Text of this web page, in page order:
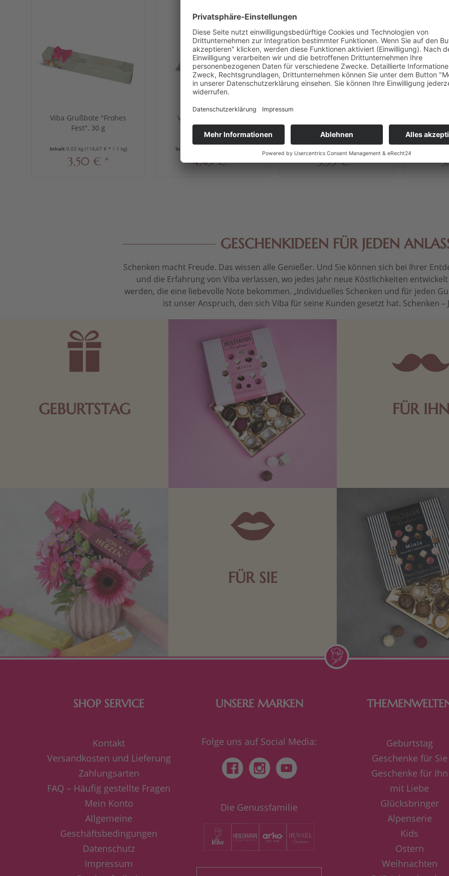
Viba Grußbote "Frohes
Fest", 30 g
Inhalt 0.03 kg (116,67 € * / 1 kg)
3,50 € *
Viba Kissenschachtel
"Frohes Fest", 50 g
Inhalt
4,49 € * 3,99 € *
Viba
GESCHENKIDEEN FÜR JEDEN
Schenken macht Freude. Das wissen alle Genießer. Und Sie können sich bei Ihrer
und die Erfahrung von Viba verlassen, wo jedes Jahr neue Köstlichkeiten
werden, die eine liebevolle Note bekommen. „Individuelles Schenken und für jeden
ist unser Anspruch, den sich Viba für seine Kunden gesetzt hat. Schenken –
GEBURTSTAG FÜR IHN
FÜR SIE
SHOP SERVICE
Kontakt
Versandkosten und Lieferung
Zahlungsarten
FAQ – Häufig gestellte Fragen
Mein Konto
Allgemeine
Geschäftsbedingungen
Datenschutz
Impressum
UNSERE MARKEN
Folge uns auf Social Media:
Die Genussfamilie
Geburtstag
Geschenke für Sie
Geschenke für Ihn
mit Liebe
Glücksbringer
Alpenserie
Kids
Ostern
Weihnachten